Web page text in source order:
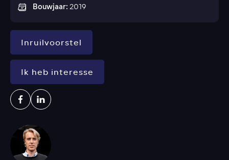
Bouwjaar:2019
Inruilvoorstel
Ik heb interesse